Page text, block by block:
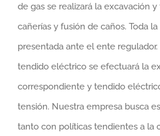
de gas se realizará la excavación
cañerías y fusión de caños. Toda
presentada ante el ente regulador.
tendido eléctrico se efectuará la
correspondiente y tendido
tensión. Nuestra empresa busca
tanto con políticas tendientes a la